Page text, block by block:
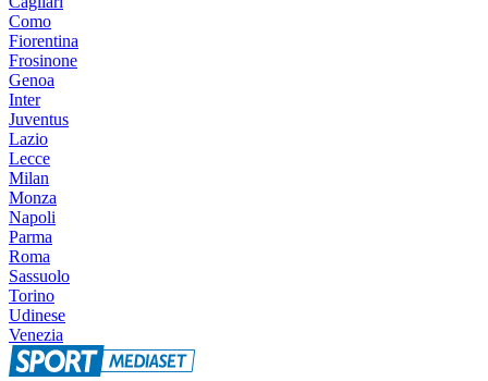
Como
Fiorentina
Frosinone
Genoa
Inter
Juventus
Lazio
Lecce
Milan
Monza
Napoli
Parma
Roma
Sassuolo
Torino
Udinese
Venezia